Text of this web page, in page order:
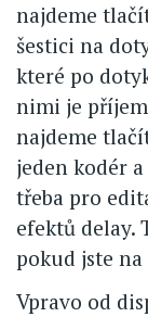
najdeme
šestici na
které po
nimi je
najdeme
jeden kodér
třeba pro
efektů delay.
pokud jste
Vpravo od